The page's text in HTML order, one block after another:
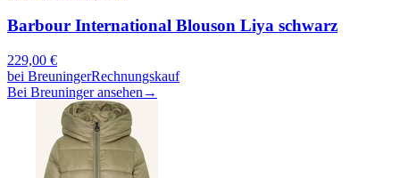
Barbour International Blouson Liya schwarz
229,00 €
bei BreuningerRechnungskauf
Bei Breuninger ansehen →